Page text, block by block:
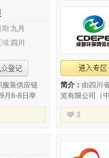
期:九月
域: 四川
服装供应链
月6-8日举
级定制、
简介： 由四川
览有限公司（
览会”（简称
至5月18日在
3